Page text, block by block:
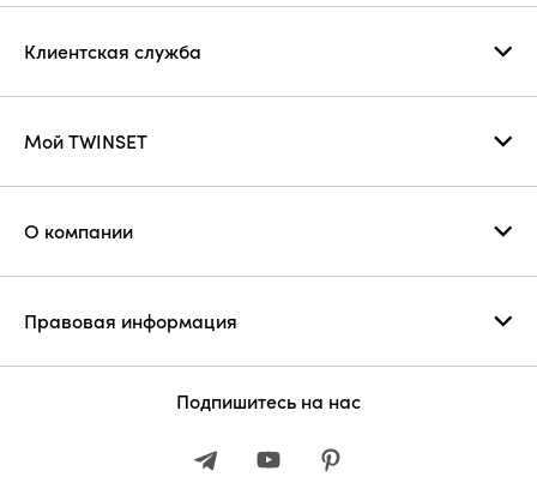
Клиентская служба
Мой TWINSET
О компании
Правовая информация
Подпишитесь на нас